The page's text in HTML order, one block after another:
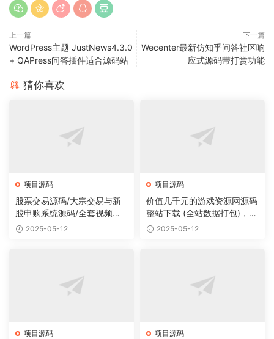
上一篇
WordPress主题 JustNews4.3.0
+ QAPress问答插件适合源码站
下一篇
Wecenter最新仿知乎问答社区响
应式源码带打赏功能
猜你喜欢
项目源码
股票交易源码/大宗交易与新
股申购系统源码/全套视频教
程 2025-05-12
项目源码
价值几千元的游戏资源网源码
整站下载 (全站数据打包)，数
据里面有200多个宝贝。
2025-05-12
项目源码 项目源码